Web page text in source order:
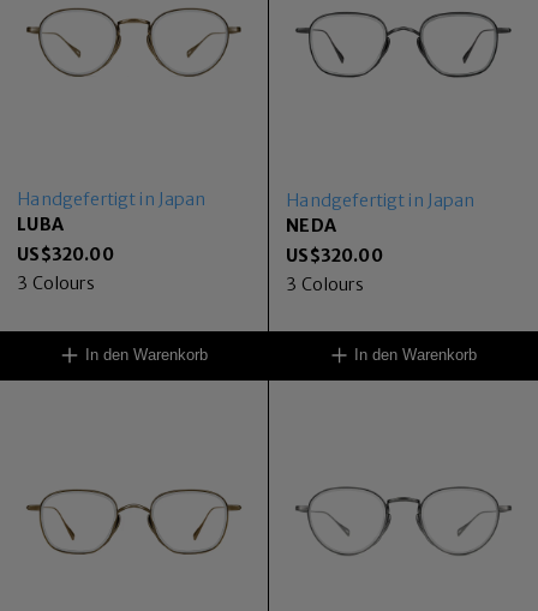
Handgefertigt in Japan
LUBA
US$320.00
3 Colours
In den Warenkorb
Handgefertigt in Japan
NEDA
US$320.00
3 Colours
In den Warenkorb